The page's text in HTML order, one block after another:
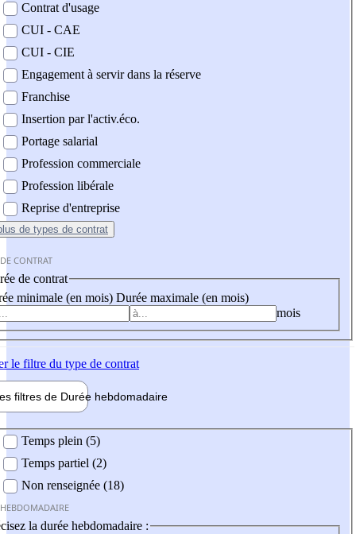
Contrat d'usage
CUI - CAE
CUI - CIE
Engagement à servir dans la réserve
Franchise
Insertion par l'activ.éco.
Portage salarial
Profession commerciale
Profession libérale
Reprise d'entreprise
de types de contrat
CONTRAT
de contrat
minimale (en mois) Durée maximale (en mois)
mois
le filtre du type de contrat
filtres de Durée hebdomadaire
Temps plein (5)
Temps partiel (2)
Non renseignée (18)
la durée hebdomadaire :